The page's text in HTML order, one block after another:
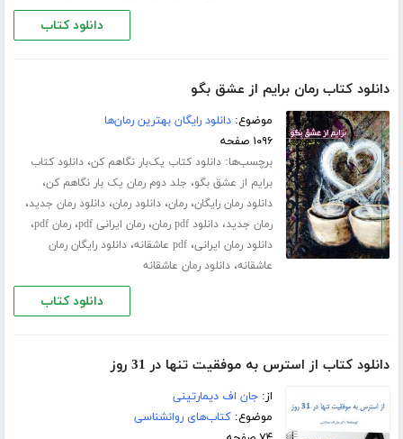
دانلود کتاب
دانلود کتاب رمان برایم از عشق بگو
موضوع:دانلود رایگان بهترین رمان‌ها
۱۰۹۶ صفحه
برچسب‌ها:دانلود کتاب یک‌بار نگاهم کن،دانلود کتاب
برایم از عشق بگو، جلد دوم رمان یک بار نگاهم کن،
دانلود رمان رایگان،رمان،دانلود رمان،دانلود رمان جدید،
رمان جدید،دانلود pdf رمان ،رمان ایرانی pdf ،رمان pdf ،
دانلود رمان ایرانی،pdf عاشقانه ،دانلود رایگان رمان
عاشقانه،دانلود رمان عاشقانه
دانلود کتاب
دانلود کتاب از استرس به موفقیت تنها در 31 روز
از:جان اف دیمارتینی
موضوع:کتاب‌های روانشناسی